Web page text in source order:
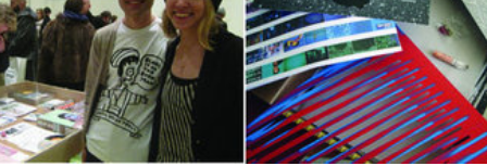
术空间La Panadería仅隔几个街区，2000年我曾在
那里担任过总监。刚进房门，一段new age音乐和
软性色情录像就把我搞得晕晕乎乎。仔细一看，这
是专为每位下榻嘉宾准备的“录像艺术”频道。过了
一会儿，我被带去参加一个鸡尾酒会，很多其他受